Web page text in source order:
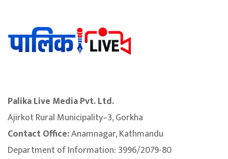
Palika Live Media Pvt. Ltd.
Ajirkot Rural Municipality–3, Gorkha
Contact Office:Anamnagar, Kathmandu
Department of Information: 3996/2079-80